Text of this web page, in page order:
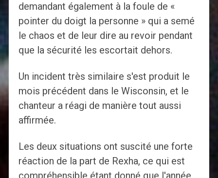
demandant également à la foule de «
pointer du doigt la personne » qui a semé
le chaos et de leur dire au revoir pendant
que la sécurité les escortait dehors.
Un incident très similaire s'est produit le
mois précédent dans le Wisconsin, et le
chanteur a réagi de manière tout aussi
affirmée.
Les deux situations ont suscité une forte
réaction de la part de Rexha, ce qui est